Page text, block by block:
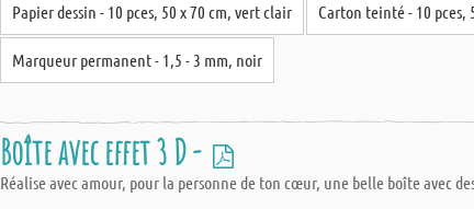
Papier dessin - 10 pces, 50 x 70 cm, vert clair Carton teinté - 10 pces,
Marqueur permanent - 1,5 - 3 mm, noir
Boîte avec effet 3 D -
Réalise avec amour, pour la personne de ton cœur, une belle boîte avec